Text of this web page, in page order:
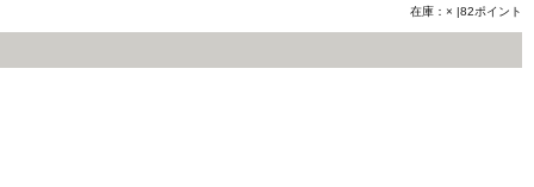
在庫：× |82ポイント